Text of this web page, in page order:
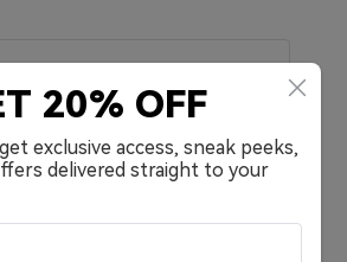
Anmelden
ODER
20% OFF
exclusive access, sneak peeks,
delivered straight to your